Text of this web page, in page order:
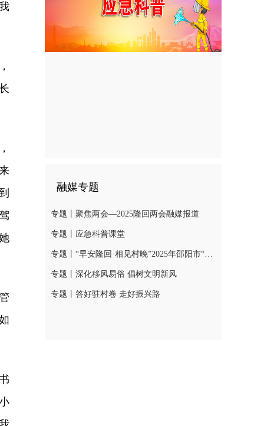
融媒专题
专题丨聚焦两会—2025隆回两会融媒报道
专题丨应急科普课堂
专题丨“早安隆回·相见村晚”2025年邵阳市“我们的节日·春节”村晚示范展示活动
专题丨深化移风易俗 倡树文明新风
专题丨答好驻村卷 走好振兴路